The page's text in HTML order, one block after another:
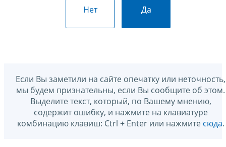
Нет Да
Если Вы заметили на сайте опечатку или неточность,
мы будем признательны, если Вы сообщите об этом.
Выделите текст, который, по Вашему мнению,
содержит ошибку, и нажмите на клавиатуре
комбинацию клавиш: Ctrl + Enter или нажмите сюда.